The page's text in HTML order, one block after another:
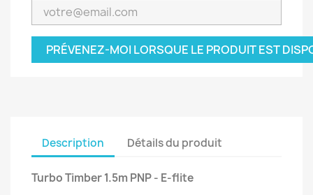
PRÉVENEZ-MOI LORSQUE LE PRODUIT EST
Description Détails du produit
Turbo Timber 1.5m PNP - E-flite